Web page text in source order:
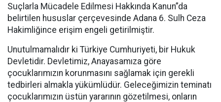
Suçlarla Mücadele Edilmesi Hakkında Kanun”da
belirtilen hususlar çerçevesinde Adana 6. Sulh Ceza
Hakimliğince erişim engeli getirilmiştir.
Unutulmamalıdır ki Türkiye Cumhuriyeti, bir Hukuk
Devletidir. Devletimiz, Anayasamıza göre
çocuklarımızın korunmasını sağlamak için gerekli
tedbirleri almakla yükümlüdür. Geleceğimizin teminatı
çocuklarımızın üstün yararının gözetilmesi, onların